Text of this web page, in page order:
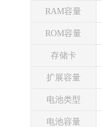
RAM容量
ROM容量
存储卡
扩展容量
电池类型
电池容量